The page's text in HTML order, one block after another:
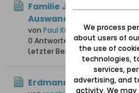
Familie Johann Knoll –
Auswanderung 1766
von Paul Kuhlmann
0 Antworten 45 Hits0 Likes
Letzter Beitrag22.07.2026,
Erdmann Krüger oo
We process
about users of
the use of
technologies,
services,
advertising, and
activity. We may